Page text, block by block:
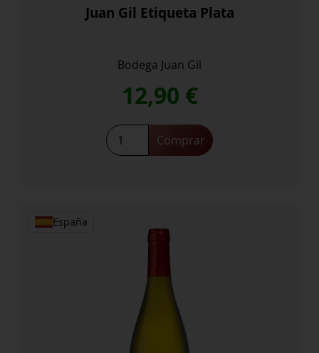
Juan Gil Etiqueta Plata
Bodega Juan Gil
12,90 €
Juan
Gil
Comprar
España